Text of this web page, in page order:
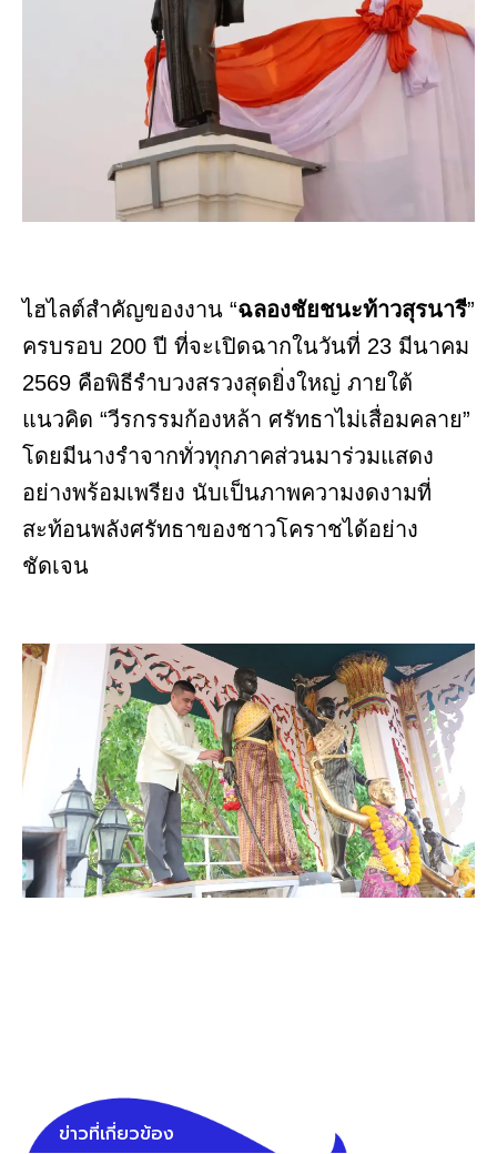
ไฮไลต์สำคัญของงาน “ฉลองชัยชนะท้าวสุรนารี”
ครบรอบ 200 ปี ที่จะเปิดฉากในวันที่ 23 มีนาคม
2569 คือพิธีรำบวงสรวงสุดยิ่งใหญ่ ภายใต้
แนวคิด “วีรกรรมก้องหล้า ศรัทธาไม่เสื่อมคลาย”
โดยมีนางรำจากทั่วทุกภาคส่วนมาร่วมแสดง
อย่างพร้อมเพรียง นับเป็นภาพความงดงามที่
สะท้อนพลังศรัทธาของชาวโคราชได้อย่าง
ชัดเจน
ข่าวที่เกี่ยวข้อง